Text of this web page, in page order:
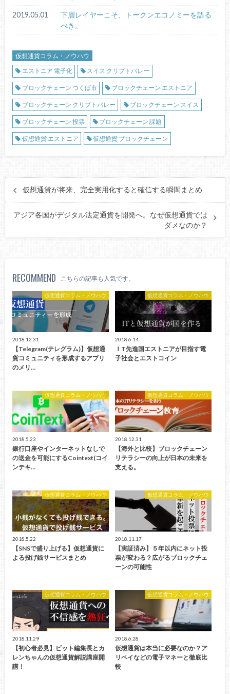
2019.05.01
下層レイヤーこそ、トークンエコノミーを語る
べき。
仮想通貨コラム・ノウハウ
エストニア 電子化
スイス クリプトバレー
ブロックチェーン つくば市 ブロックチェーン エストニア
ブロックチェーン クリプトバレー ブロックチェーン スイス
ブロックチェーン 投票 ブロックチェーン 課題
仮想通貨 エストニア 仮想通貨 ブロックチェーン
仮想通貨が将来、完全実用化すると確信する瞬間まとめ
アジア各国がデジタル法定通貨を開発へ。なぜ仮想通貨では
ダメなのか？
RECOMMEND こちらの記事も人気です。
仮想通貨コラム・ノウハウ
2018.12.31
【Telegram(テレグラム)】仮想通
貨コミュニティを形成するアプリ
のメリ…
仮想通貨コラム・ノウハウ
2018.6.14
ＩT先進国エストニアが目指す電
子社会とエストコイン
仮想通貨コラム・ノウハウ
2018.5.23
銀行口座やインターネットなしで
の送金を可能にするCointext(コイ
ンテキ…
仮想通貨コラム・ノウハウ
2018.12.31
【海外と比較】ブロックチェーン
リテラシーの向上が日本の未来を
支える。
仮想通貨コラム・ノウハウ
2018.5.22
【SNSで盛り上げる】仮想通貨に
よる投げ銭サービスまとめ
仮想通貨コラム・ノウハウ
2018.11.17
【実証済み】５年以内にネット投
票が変わる？広がるブロックチェ
ーンの可能性
仮想通貨コラム・ノウハウ
2018.11.29
【初心者必見】ビット編集長とカ
レンちゃんの仮想通貨解説講座開
講！
仮想通貨コラム・ノウハウ
2018.6.28
仮想通貨は本当に必要なのか？ア
リペイなどの電子マネーと徹底比
較